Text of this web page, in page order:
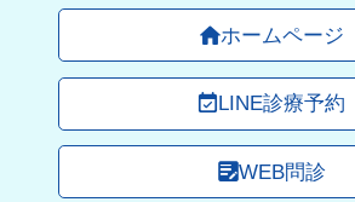
ホームページ
LINE診療予約
WEB問診